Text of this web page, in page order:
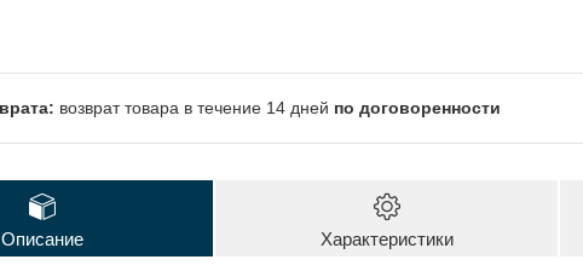
возврат товара в течение 14 дней по договоренности
Описание Характеристики